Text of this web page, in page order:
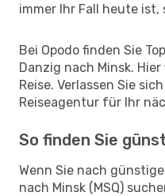
immer Ihr Fall heute
Bei Opodo finden Sie
Danzig nach Minsk.
Reise. Verlassen Sie
Reiseagentur für Ihr
So finden Sie
Wenn Sie nach
nach Minsk (MSQ)